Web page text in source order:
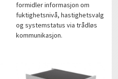
formidler informasjon om
fuktighetsnivå, hastighetsvalg
og systemstatus via trådløs
kommunikasjon.